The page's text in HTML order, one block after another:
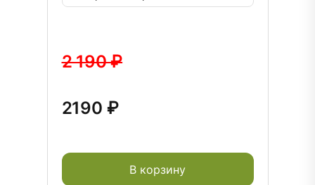
2 190 ₽
2190 ₽
В корзину